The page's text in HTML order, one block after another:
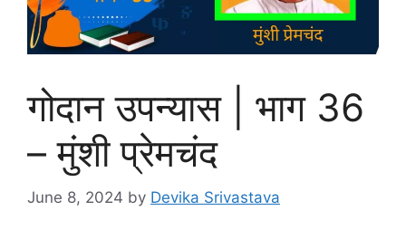
गोदान उपन्यास | भाग 36
– मुंशी प्रेमचंद
June 8, 2024 by Devika Srivastava